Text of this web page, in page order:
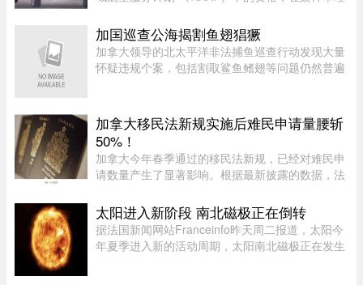
计划的决定。在周一颁布的一项判决中，法官
Nancy Bonsaint 批准了 Ai ...
加国巡查公海揭割鱼翅猖獗
加拿大领导的北太平洋非法捕鱼巡查行动发现大量
怀疑违规个案，包括割取鲨鱼鳍翅等问题仍然普遍
可能违规个案；去年则在检 ...
加拿大移民法新规实施后难民申请量腰斩
50%！
加拿大今年春季通过的移民法新规，已经对难民申
请数量产生了显著影响。根据最新披露的数据，法
请，较去年同期的 2.78 万宗减少近一半。新法生
效，难民通道收紧今年 3 ...
太阳进入新阶段 南北磁极正在倒转
据法国新闻网站Franceinfo昨天周二报道，太阳今
年夏季进入新的活动周期，太阳南北磁极正在发生